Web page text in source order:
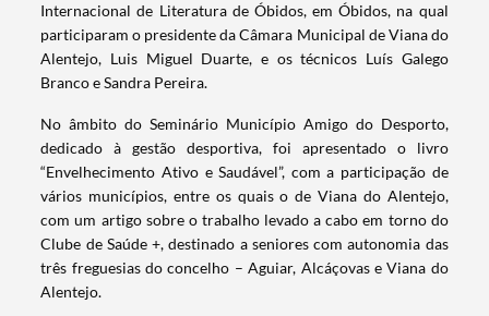
Internacional de Literatura de Óbidos, em Óbidos, na qual
participaram o presidente da Câmara Municipal de Viana do
Alentejo, Luis Miguel Duarte, e os técnicos Luís Galego
Branco e Sandra Pereira.
No âmbito do Seminário Município Amigo do Desporto,
dedicado à gestão desportiva, foi apresentado o livro
“Envelhecimento Ativo e Saudável”, com a participação de
vários municípios, entre os quais o de Viana do Alentejo,
com um artigo sobre o trabalho levado a cabo em torno do
Clube de Saúde +, destinado a seniores com autonomia das
três freguesias do concelho – Aguiar, Alcáçovas e Viana do
Alentejo.